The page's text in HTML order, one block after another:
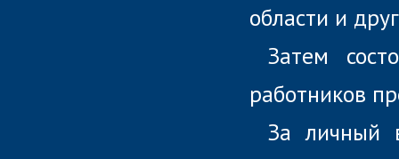
области и
Затем
работников
За личный